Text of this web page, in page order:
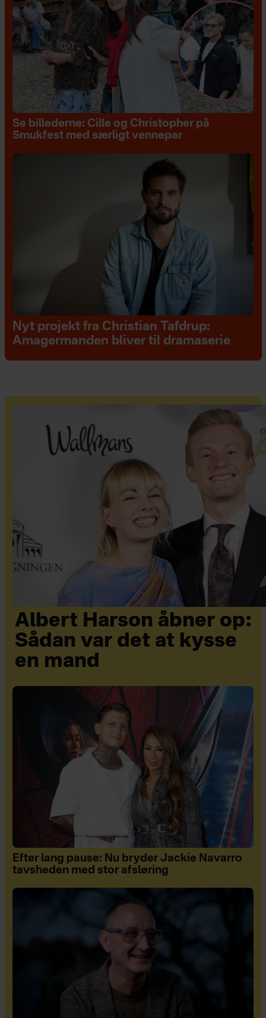
Se billederne: Cille og Christopher på
Smukfest med særligt vennepar
Nyt projekt fra Christian Tafdrup:
Amagermanden bliver til dramaserie
Albert Harson åbner op:
Sådan var det at kysse
en mand
Efter lang pause: Nu bryder Jackie Navarro
tavsheden med stor afsløring